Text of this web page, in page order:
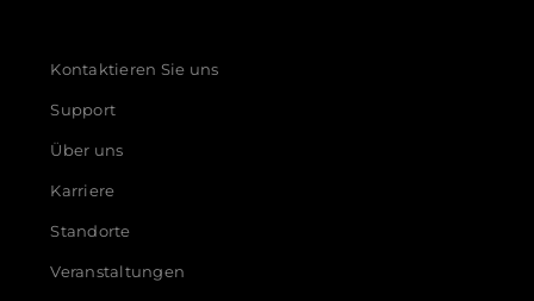
Kontaktieren Sie uns
Support
Über uns
Karriere
Standorte
Veranstaltungen